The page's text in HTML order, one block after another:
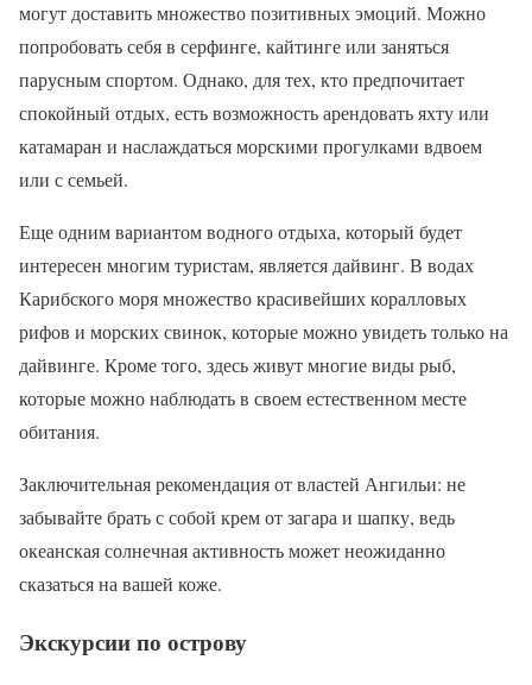
могут доставить множество позитивных эмоций. Можно
попробовать себя в серфинге, кайтинге или заняться
парусным спортом. Однако, для тех, кто предпочитает
спокойный отдых, есть возможность арендовать яхту или
катамаран и наслаждаться морскими прогулками вдвоем
или с семьей.
Еще одним вариантом водного отдыха, который будет
интересен многим туристам, является дайвинг. В водах
Карибского моря множество красивейших коралловых
рифов и морских свинок, которые можно увидеть только на
дайвинге. Кроме того, здесь живут многие виды рыб,
которые можно наблюдать в своем естественном месте
обитания.
Заключительная рекомендация от властей Ангильи: не
забывайте брать с собой крем от загара и шапку, ведь
океанская солнечная активность может неожиданно
сказаться на вашей коже.
Экскурсии по острову